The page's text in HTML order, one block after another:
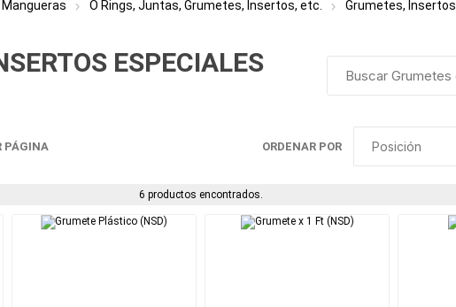
O Rings, Juntas, Grumetes, Insertos, etc.
Grumetes, Insertos
ESPECIALES
ORDENAR POR
PÁGINA
6 productos encontrados.